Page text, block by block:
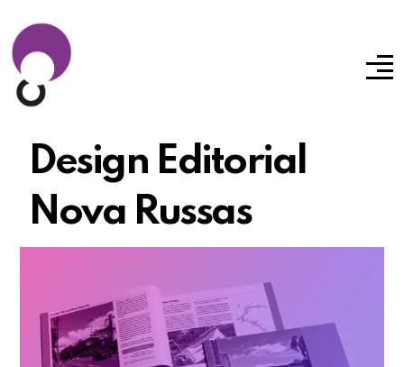
Design Editorial
Nova Russas